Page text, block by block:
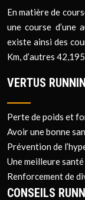
En matière de
une course d’une
existe ainsi des
Km, d’autres
VERTUS
Perte de poids et
Avoir une bonne
Prévention de
Une meilleure
Renforcement de
CONSEILS